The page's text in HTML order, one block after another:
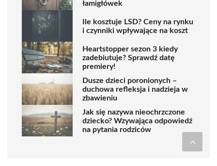
łamigłówek
Ile kosztuje LSD? Ceny na rynku
i czynniki wpływające na koszt
Heartstopper sezon 3 kiedy
zadebiutuje? Sprawdź datę
premiery!
Dusze dzieci poronionych –
duchowa refleksja i nadzieja w
zbawieniu
Jak się nazywa nieochrzczone
dziecko? Wzywająca odpowiedź
na pytania rodziców